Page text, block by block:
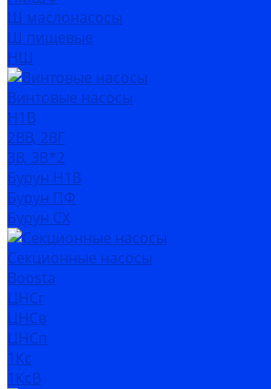
Ш маслонасосы
Ш пищевые
НШ
Винтовые насосы
Н1В
2ВВ, 2ВГ
3В, 3В*2
Бурун Н1В
Бурун ПФ
Бурун СХ
Секционные насосы
Boosta
ЦНСг
ЦНСв
ЦНСп
1Кс
1КсВ